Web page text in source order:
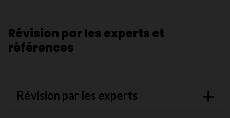
Révision par les experts et
références
Révision par les experts